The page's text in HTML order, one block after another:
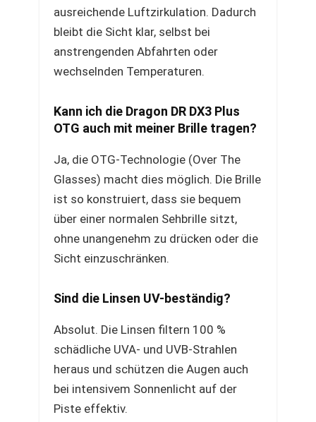
ausreichende Luftzirkulation. Dadurch
bleibt die Sicht klar, selbst bei
anstrengenden Abfahrten oder
wechselnden Temperaturen.
Kann ich die Dragon DR DX3 Plus
OTG auch mit meiner Brille tragen?
Ja, die OTG-Technologie (Over The
Glasses) macht dies möglich. Die Brille
ist so konstruiert, dass sie bequem
über einer normalen Sehbrille sitzt,
ohne unangenehm zu drücken oder die
Sicht einzuschränken.
Sind die Linsen UV-beständig?
Absolut. Die Linsen filtern 100 %
schädliche UVA- und UVB-Strahlen
heraus und schützen die Augen auch
bei intensivem Sonnenlicht auf der
Piste effektiv.